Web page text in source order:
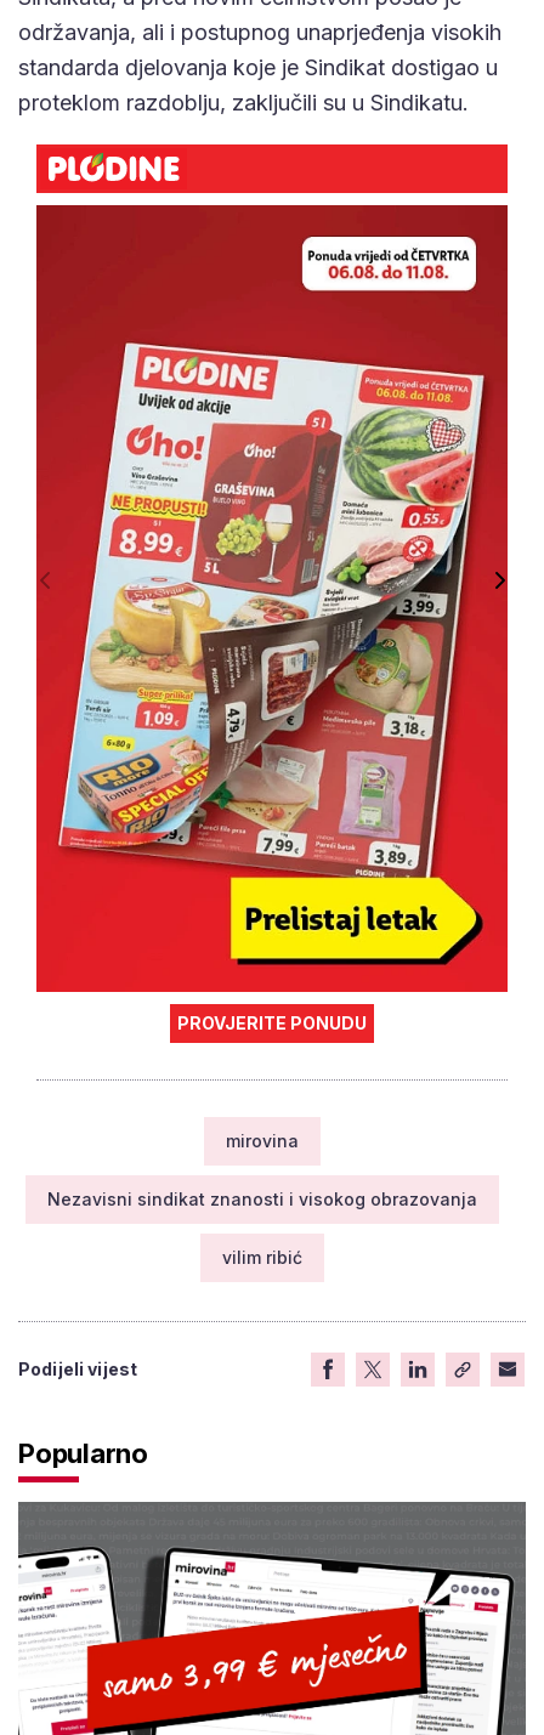
održavanja, ali i postupnog unaprjeđenja visokih
standarda djelovanja koje je Sindikat dostigao u
proteklom razdoblju, zaključili su u Sindikatu.
PROVJERITE PONUDU
mirovina
Nezavisni sindikat znanosti i visokog obrazovanja
vilim ribić
Podijeli vijest
Popularno